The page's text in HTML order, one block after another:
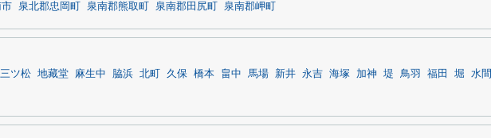
市 泉北郡忠岡町 泉南郡熊取町 泉南郡田尻町 泉南郡岬町
三ツ松 地藏堂 麻生中 脇浜 北町 久保 橋本 畠中 馬場 新井 永吉 海塚 加神 堤 鳥羽 福田 堀 水間